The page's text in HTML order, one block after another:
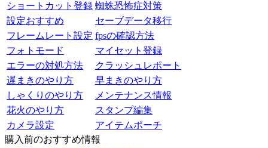
ショートカット登録 蜘蛛恐怖症対策
設定おすすめ
セーブデータ移行
フレームレート設定 fpsの確認方法
フォトモード
マイセット登録
エラーの対処方法
クラッシュレポート
遅まきのやり方
早まきのやり方
しゃくりのやり方
メンテナンス情報
花火のやり方
スタンプ編集
カメラ設定
アイテムポーチ
購入前のおすすめ情報